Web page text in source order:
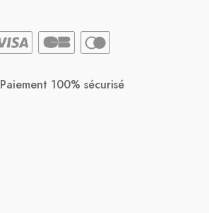
Paiement 100% sécurisé